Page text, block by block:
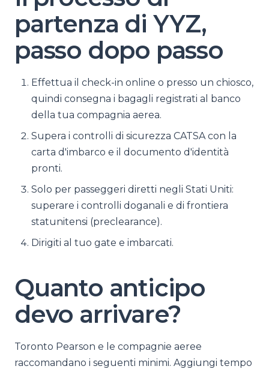
partenza di YYZ,
passo dopo passo
Effettua il check-in online o presso un chiosco,
quindi consegna i bagagli registrati al banco
della tua compagnia aerea.
Supera i controlli di sicurezza CATSA con la
carta d'imbarco e il documento d'identità
pronti.
Solo per passeggeri diretti negli Stati Uniti:
superare i controlli doganali e di frontiera
statunitensi (preclearance).
Dirigiti al tuo gate e imbarcati.
Quanto anticipo
devo arrivare?
Toronto Pearson e le compagnie aeree
raccomandano i seguenti minimi. Aggiungi tempo